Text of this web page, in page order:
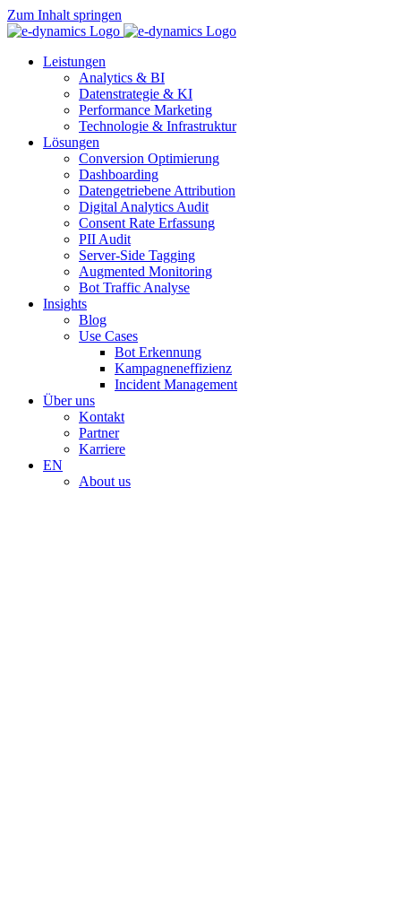
Zum Inhalt springen
Leistungen
Analytics & BI
Datenstrategie & KI
Performance Marketing
Technologie & Infrastruktur
Lösungen
Conversion Optimierung
Dashboarding
Datengetriebene Attribution
Digital Analytics Audit
Consent Rate Erfassung
PII Audit
Server-Side Tagging
Augmented Monitoring
Bot Traffic Analyse
Insights
Blog
Use Cases
Bot Erkennung
Kampagneneffizienz
Incident Management
Über uns
Kontakt
Partner
Karriere
EN
About us